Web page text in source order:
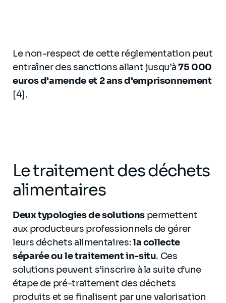
Le non-respect de cette réglementation peut
entraîner des sanctions allant jusqu’à75 000
euros d’amende et 2 ans d’emprisonnement
[4].
Le traitement des déchets
alimentaires
Deux typologies de solutions permettent
aux producteurs professionnels de gérer
leurs déchets alimentaires:la collecte
séparée ou le traitement in-situ. Ces
solutions peuvent s’inscrire à la suite d’une
étape de pré-traitement des déchets
produits et se finalisent par une valorisation